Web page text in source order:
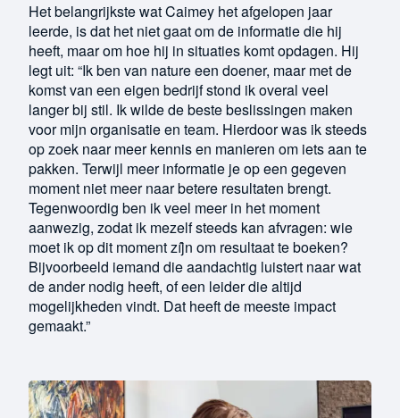
Het belangrijkste wat Caimey het afgelopen jaar
leerde, is dat het niet gaat om de informatie die hij
heeft, maar om hoe hij in situaties komt opdagen. Hij
legt uit: “Ik ben van nature een doener, maar met de
komst van een eigen bedrijf stond ik overal veel
langer bij stil. Ik wilde de beste beslissingen maken
voor mijn organisatie en team. Hierdoor was ik steeds
op zoek naar meer kennis en manieren om iets aan te
pakken. Terwijl meer informatie je op een gegeven
moment niet meer naar betere resultaten brengt.
Tegenwoordig ben ik veel meer in het moment
aanwezig, zodat ik mezelf steeds kan afvragen: wie
moet ik op dit moment zíj́n om resultaat te boeken?
Bijvoorbeeld iemand die aandachtig luistert naar wat
de ander nodig heeft, of een leider die altijd
mogelijkheden vindt. Dat heeft de meeste impact
gemaakt.”